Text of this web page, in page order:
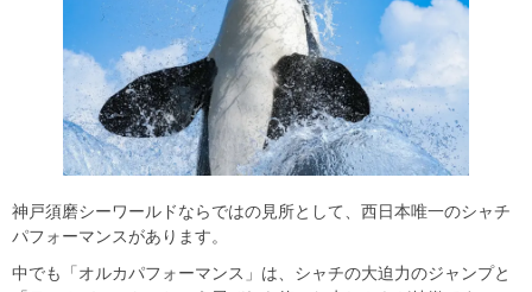
神戸須磨シーワールドならではの見所として、西日本唯一のシャチ
パフォーマンスがあります。
中でも「オルカパフォーマンス」は、シャチの大迫力のジャンプと